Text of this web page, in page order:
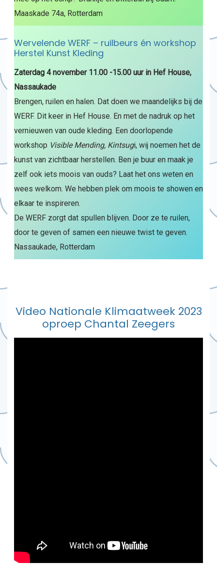
Maaskade 74a, Rotterdam
Wervelende WERF – ruilbeurs én workshop
Herstel Kunst Kleding
Zaterdag 4 november 11.00 -15.00 uur in Hef House,
Nassaukade
Brengen, ruilen en halen. Dat doen we maandelijks bij de
WERF. Dit keer in Hef House. En met de nadruk op het
vernieuwen van oude kleding. Een doorlopende
workshop Visible Mending, Kintsugi, wij noemen het de
kunst van zichtbaar herstellen. Ben je buur en maak je
zelf ook iets moois van ouds? Laat het ons weten en
wees welkom. We hebben plek om moois te showen en
elkaar te inspireren.
De WERF zorgt dat spullen blijven. Door ze te ruilen,
door te geven of samen een nieuwe twist te geven.
Nassaukade, Rotterdam
Video Nationale Klimaatweek 2023
oproep Chantal Zeegers